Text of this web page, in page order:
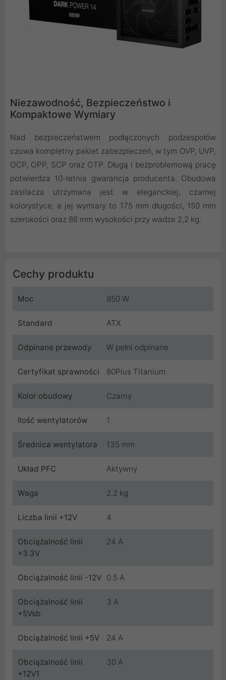
Niezawodność, Bezpieczeństwo i
Kompaktowe Wymiary
Nad bezpieczeństwem podłączonych podzespołów
czuwa kompletny pakiet zabezpieczeń, w tym OVP, UVP,
OCP, OPP, SCP oraz OTP. Długą i bezproblemową pracę
potwierdza 10-letnia gwarancja producenta. Obudowa
zasilacza utrzymana jest w eleganckiej, czarnej
kolorystyce, a jej wymiary to 175 mm długości, 150 mm
szerokości oraz 86 mm wysokości przy wadze 2,2 kg.
Cechy produktu
Moc 850 W
Standard ATX
Odpinane przewody W pełni odpinane
Certyfikat sprawności 80Plus Titanium
Kolor obudowy Czarny
Ilość wentylatorów 1
Średnica wentylatora 135 mm
Układ PFC Aktywny
Waga 2.2 kg
Liczba linii +12V 4
Obciążalność linii
+3.3V
24 A
Obciążalność linii -12V 0.5 A
Obciążalność linii
+5Vsb
3 A
Obciążalność linii +5V 24 A
Obciążalność linii
+12V1
30 A